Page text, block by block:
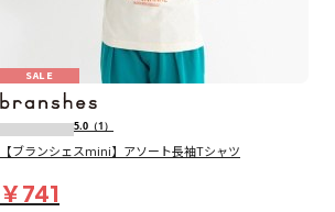
SALE
5.0 （1）
【ブランシェスmini】アソート長袖Tシャツ
￥741